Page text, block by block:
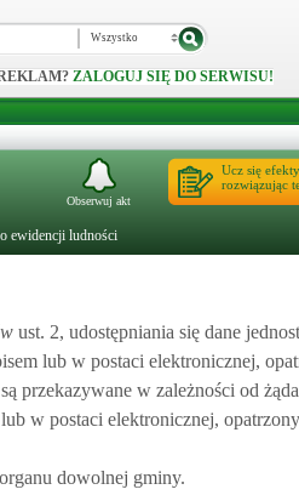
Wszystko
ZALOGUJ SIĘ DO SERWISU!
ewidencji ludności
Ucz się
rozwiązując
Obserwuj akt
ust. 2, udostępniania się dane
lub w postaci elektronicznej,
przekazywane w zależności od
w postaci elektronicznej,
dowolnej gminy.